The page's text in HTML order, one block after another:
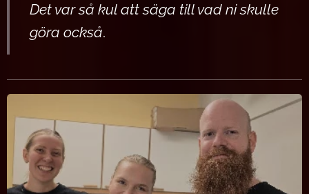
Det var så kul att säga till vad ni skulle
göra också.